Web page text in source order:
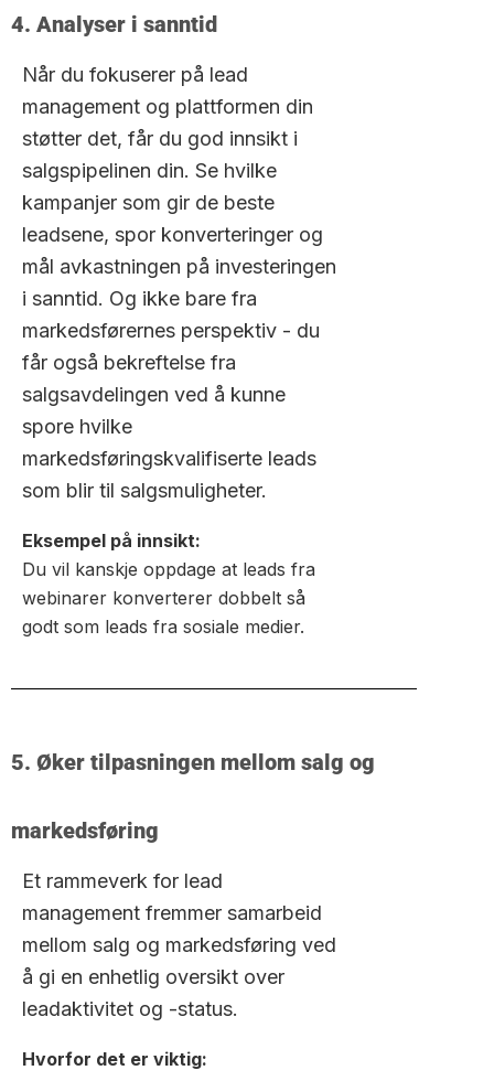
4. Analyser i sanntid
Når du fokuserer på lead
management og plattformen din
støtter det, får du god innsikt i
salgspipelinen din. Se hvilke
kampanjer som gir de beste
leadsene, spor konverteringer og
mål avkastningen på investeringen
i sanntid. Og ikke bare fra
markedsførernes perspektiv - du
får også bekreftelse fra
salgsavdelingen ved å kunne
spore hvilke
markedsføringskvalifiserte leads
som blir til salgsmuligheter.
Eksempel på innsikt:
Du vil kanskje oppdage at leads fra
webinarer konverterer dobbelt så
godt som leads fra sosiale medier.
5. Øker tilpasningen mellom salg og
markedsføring
Et rammeverk for lead
management fremmer samarbeid
mellom salg og markedsføring ved
å gi en enhetlig oversikt over
leadaktivitet og -status.
Hvorfor det er viktig: